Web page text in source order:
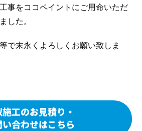
事をココペイントにご用命いただ
した。
で末永くよろしくお願い致しま
工のお見積り・
い合わせはこちら